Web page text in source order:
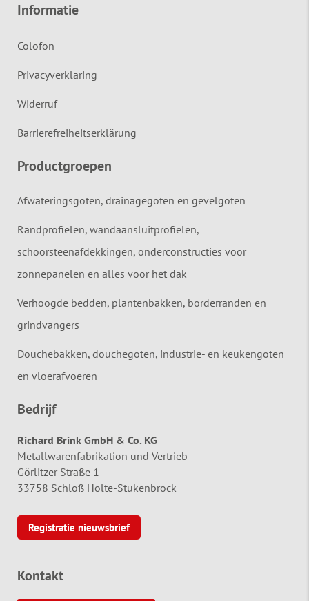
Informatie
Colofon
Privacyverklaring
Widerruf
Barrierefreiheitserklärung
Productgroepen
Afwateringsgoten, drainagegoten en gevelgoten
Randprofielen, wandaansluitprofielen,
schoorsteenafdekkingen, onderconstructies voor
zonnepanelen en alles voor het dak
Verhoogde bedden, plantenbakken, borderranden en
grindvangers
Douchebakken, douchegoten, industrie- en keukengoten
en vloerafvoeren
Bedrijf
Richard Brink GmbH & Co. KG
Metallwarenfabrikation und Vertrieb
Görlitzer Straße 1
33758 Schloß Holte-Stukenbrock
Registratie nieuwsbrief
Kontakt